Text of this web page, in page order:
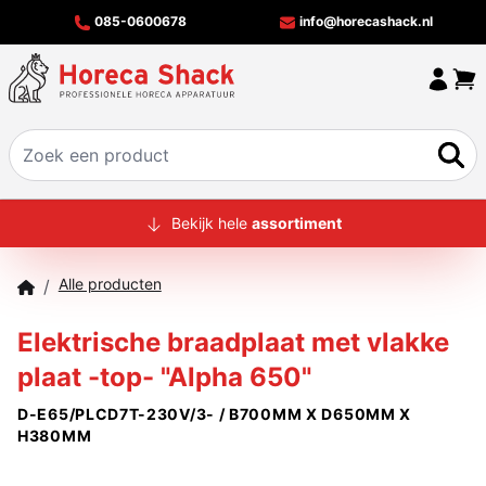
085-0600678 info@horecashack.nl
HOME
MERKEN
OFFERTECHECKER
CONTACT
Bekijk hele assortiment
/ Alle producten
Elektrische braadplaat met vlakke
plaat -top- "Alpha 650"
D-E65/PLCD7T-230V/3- / B700MM X D650MM X
H380MM